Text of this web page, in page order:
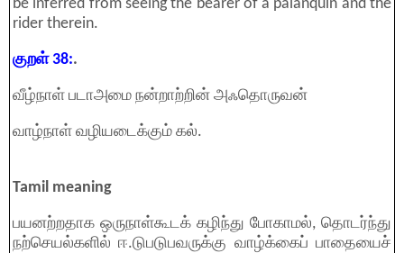
be inferred from seeing the bearer of a palanquin and the
rider therein.
குறள் 38:.
வீழ்நாள் படாஅமை நன்றாற்றின் அஃதொருவன்
வாழ்நாள் வழியடைக்கும் கல்.
Tamil meaning
பயனற்றதாக ஒருநாள்கூடக் கழிந்து போகாமல், தொடர்ந்து
நற்செயல்களில் ஈ.டுபடுபவருக்கு வாழ்க்கைப் பாதையைச்